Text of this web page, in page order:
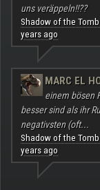
uns veräppeln!!??
Shadow of the
years ago
MARC EL
einem bösen
besser sind als ihr
negativsten (oft...
Shadow of the
years ago